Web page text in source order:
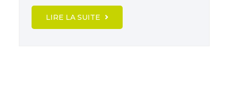
LIRE LA SUITE